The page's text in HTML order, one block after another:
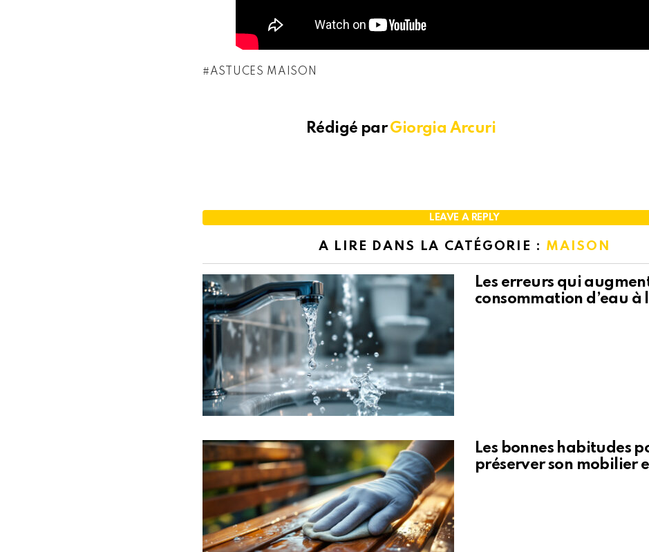
ASTUCES MAISON
Rédigé parGiorgia Arcuri
LEAVE A REPLY
A LIRE DANS LA CATÉGORIE : MAISON
Les erreurs qui
consommation d’eau à
Les bonnes habitudes
préserver son mobilier